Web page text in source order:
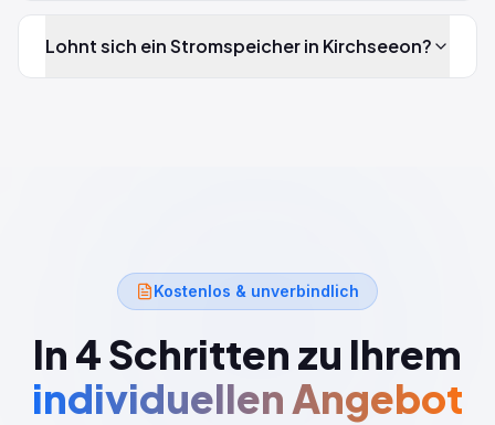
Lohnt sich ein Stromspeicher in Kirchseeon?
Kostenlos & unverbindlich
In 4 Schritten zu Ihrem
individuellen Angebot